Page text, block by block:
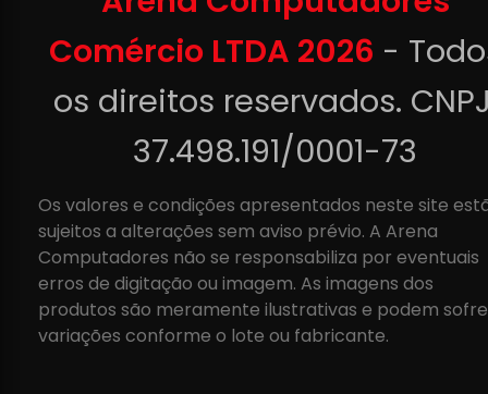
Comércio LTDA 2026 -
os direitos reservados.
37.498.191/0001-73
Os valores e condições apresentados neste site
sujeitos a alterações sem aviso prévio. A Arena
Computadores não se responsabiliza por eventuais
erros de digitação ou imagem. As imagens dos
produtos são meramente ilustrativas e podem
variações conforme o lote ou fabricante.